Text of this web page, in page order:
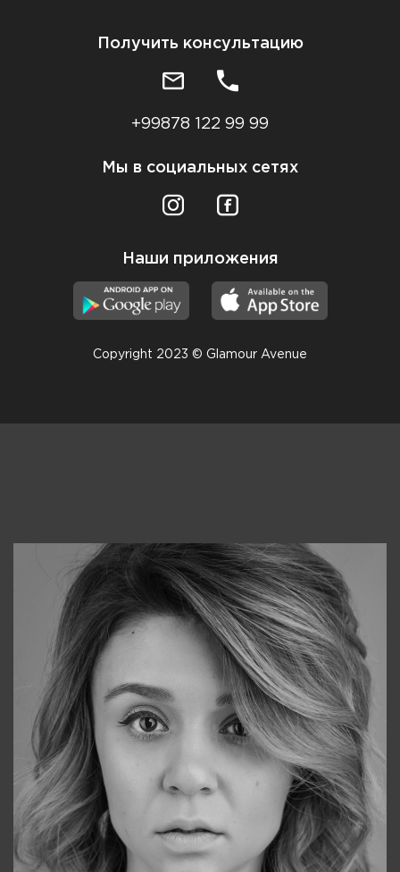
Получить консультацию
+99878 122 99 99
Мы в социальных сетях
Наши приложения
Copyright 2023 © Glamour Avenue